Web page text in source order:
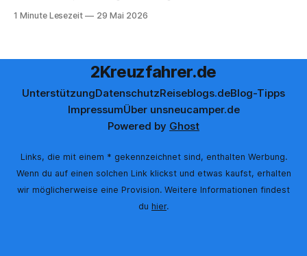
werden, um das Bordguthaben zu erhalten. Bereits vor
1 Minute Lesezeit 29 Mai 2026
2Kreuzfahrer.de
UnterstützungDatenschutzReiseblogs.deBlog-Tipps
ImpressumÜber unsneucamper.de
Powered by Ghost
Links, die mit einem * gekennzeichnet sind, enthalten Werbung.
Wenn du auf einen solchen Link klickst und etwas kaufst, erhalten
wir möglicherweise eine Provision. Weitere Informationen findest
du hier.